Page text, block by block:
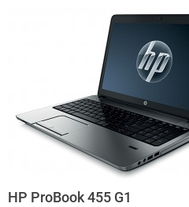
HP ProBook 455 G1